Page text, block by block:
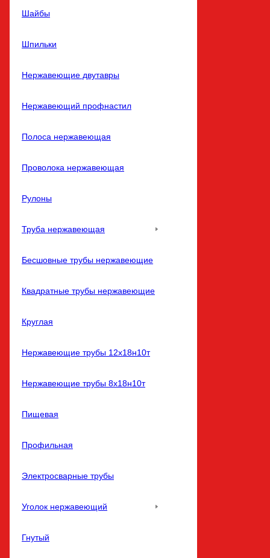
Шайбы
Шпильки
Нержавеющие двутавры
Нержавеющий профнастил
Полоса нержавеющая
Проволока нержавеющая
Рулоны
Труба нержавеющая
Бесшовные трубы нержавеющие
Квадратные трубы нержавеющие
Круглая
Нержавеющие трубы 12х18н10т
Нержавеющие трубы 8х18н10т
Пищевая
Профильная
Электросварные трубы
Уголок нержавеющий
Гнутый